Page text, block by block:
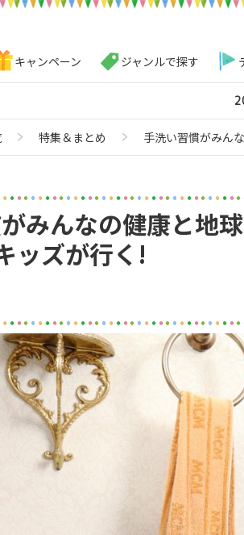
キャンペーン ジャンルで探す
特集＆まとめ 手洗い習慣がみん
みんなの健康と地
ッズが行く!